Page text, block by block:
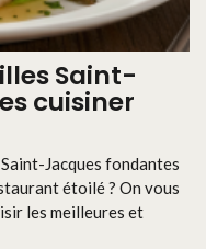
Saint-
cuisiner
Jacques fondantes
étoilé ? On vous
les meilleures et